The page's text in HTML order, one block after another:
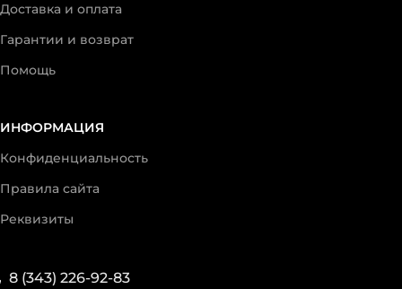
Доставка и оплата
Гарантии и возврат
Помощь
ИНФОРМАЦИЯ
Конфиденциальность
Правила сайта
Реквизиты
8 (343) 226-92-83